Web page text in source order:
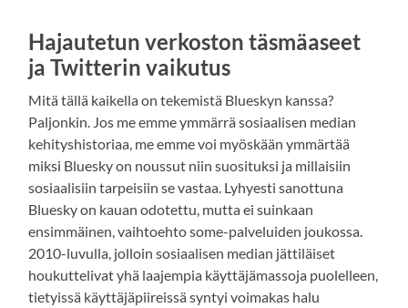
Hajautetun verkoston täsmäaseet
ja Twitterin vaikutus
Mitä tällä kaikella on tekemistä Blueskyn kanssa?
Paljonkin. Jos me emme ymmärrä sosiaalisen median
kehityshistoriaa, me emme voi myöskään ymmärtää
miksi Bluesky on noussut niin suosituksi ja millaisiin
sosiaalisiin tarpeisiin se vastaa. Lyhyesti sanottuna
Bluesky on kauan odotettu, mutta ei suinkaan
ensimmäinen, vaihtoehto some-palveluiden joukossa.
2010-luvulla, jolloin sosiaalisen median jättiläiset
houkuttelivat yhä laajempia käyttäjämassoja puolelleen,
tietyissä käyttäjäpiireissä syntyi voimakas halu